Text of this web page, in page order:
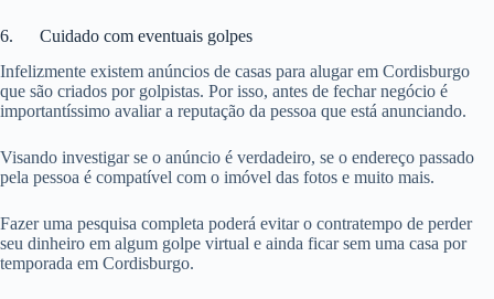
6. Cuidado com eventuais golpes
Infelizmente existem anúncios de casas para alugar em Cordisburgo
que são criados por golpistas. Por isso, antes de fechar negócio é
importantíssimo avaliar a reputação da pessoa que está anunciando.
Visando investigar se o anúncio é verdadeiro, se o endereço passado
pela pessoa é compatível com o imóvel das fotos e muito mais.
Fazer uma pesquisa completa poderá evitar o contratempo de perder
seu dinheiro em algum golpe virtual e ainda ficar sem uma casa por
temporada em Cordisburgo.